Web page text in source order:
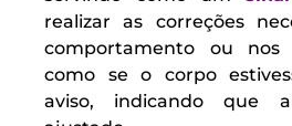
realizar as correções
comportamento ou nos
como se o corpo
aviso, indicando que